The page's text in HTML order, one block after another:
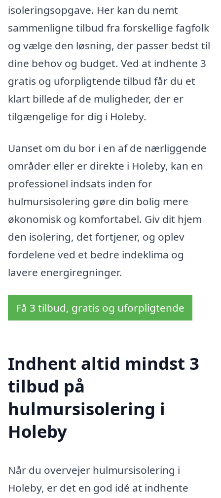
isoleringsopgave. Her kan du nemt
sammenligne tilbud fra forskellige fagfolk
og vælge den løsning, der passer bedst til
dine behov og budget. Ved at indhente 3
gratis og uforpligtende tilbud får du et
klart billede af de muligheder, der er
tilgængelige for dig i Holeby.
Uanset om du bor i en af de nærliggende
områder eller er direkte i Holeby, kan en
professionel indsats inden for
hulmursisolering gøre din bolig mere
økonomisk og komfortabel. Giv dit hjem
den isolering, det fortjener, og oplev
fordelene ved et bedre indeklima og
lavere energiregninger.
Få 3 tilbud, gratis og uforpligtende
Indhent altid mindst 3
tilbud på
hulmursisolering i
Holeby
Når du overvejer hulmursisolering i
Holeby, er det en god idé at indhente